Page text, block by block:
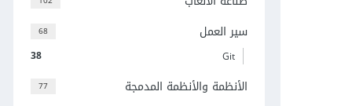
68 سير العمل
38 Git
77
الأنظمة والأنظمة المدمجة